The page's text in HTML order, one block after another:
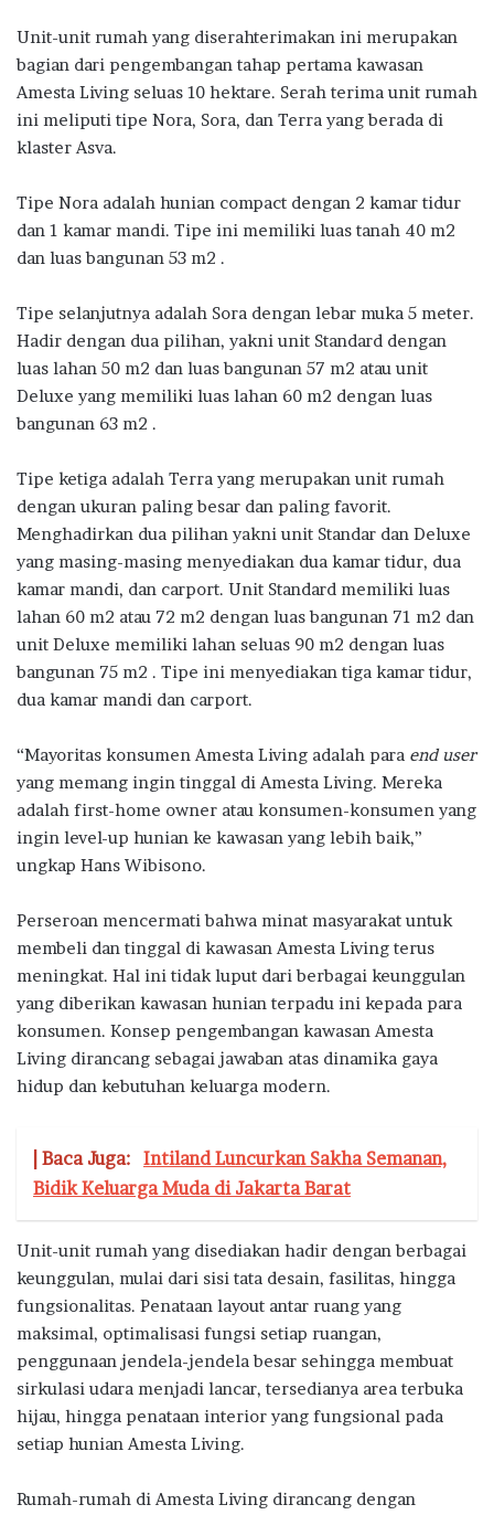
Unit-unit rumah yang diserahterimakan ini merupakan
bagian dari pengembangan tahap pertama kawasan
Amesta Living seluas 10 hektare. Serah terima unit rumah
ini meliputi tipe Nora, Sora, dan Terra yang berada di
klaster Asva.
Tipe Nora adalah hunian compact dengan 2 kamar tidur
dan 1 kamar mandi. Tipe ini memiliki luas tanah 40 m2
dan luas bangunan 53 m2 .
Tipe selanjutnya adalah Sora dengan lebar muka 5 meter.
Hadir dengan dua pilihan, yakni unit Standard dengan
luas lahan 50 m2 dan luas bangunan 57 m2 atau unit
Deluxe yang memiliki luas lahan 60 m2 dengan luas
bangunan 63 m2 .
Tipe ketiga adalah Terra yang merupakan unit rumah
dengan ukuran paling besar dan paling favorit.
Menghadirkan dua pilihan yakni unit Standar dan Deluxe
yang masing-masing menyediakan dua kamar tidur, dua
kamar mandi, dan carport. Unit Standard memiliki luas
lahan 60 m2 atau 72 m2 dengan luas bangunan 71 m2 dan
unit Deluxe memiliki lahan seluas 90 m2 dengan luas
bangunan 75 m2 . Tipe ini menyediakan tiga kamar tidur,
dua kamar mandi dan carport.
“Mayoritas konsumen Amesta Living adalah para end user
yang memang ingin tinggal di Amesta Living. Mereka
adalah first-home owner atau konsumen-konsumen yang
ingin level-up hunian ke kawasan yang lebih baik,”
ungkap Hans Wibisono.
Perseroan mencermati bahwa minat masyarakat untuk
membeli dan tinggal di kawasan Amesta Living terus
meningkat. Hal ini tidak luput dari berbagai keunggulan
yang diberikan kawasan hunian terpadu ini kepada para
konsumen. Konsep pengembangan kawasan Amesta
Living dirancang sebagai jawaban atas dinamika gaya
hidup dan kebutuhan keluarga modern.
| Baca Juga: Intiland Luncurkan Sakha Semanan,
Bidik Keluarga Muda di Jakarta Barat
Unit-unit rumah yang disediakan hadir dengan berbagai
keunggulan, mulai dari sisi tata desain, fasilitas, hingga
fungsionalitas. Penataan layout antar ruang yang
maksimal, optimalisasi fungsi setiap ruangan,
penggunaan jendela-jendela besar sehingga membuat
sirkulasi udara menjadi lancar, tersedianya area terbuka
hijau, hingga penataan interior yang fungsional pada
setiap hunian Amesta Living.
Rumah-rumah di Amesta Living dirancang dengan